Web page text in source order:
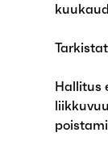
Hallitus